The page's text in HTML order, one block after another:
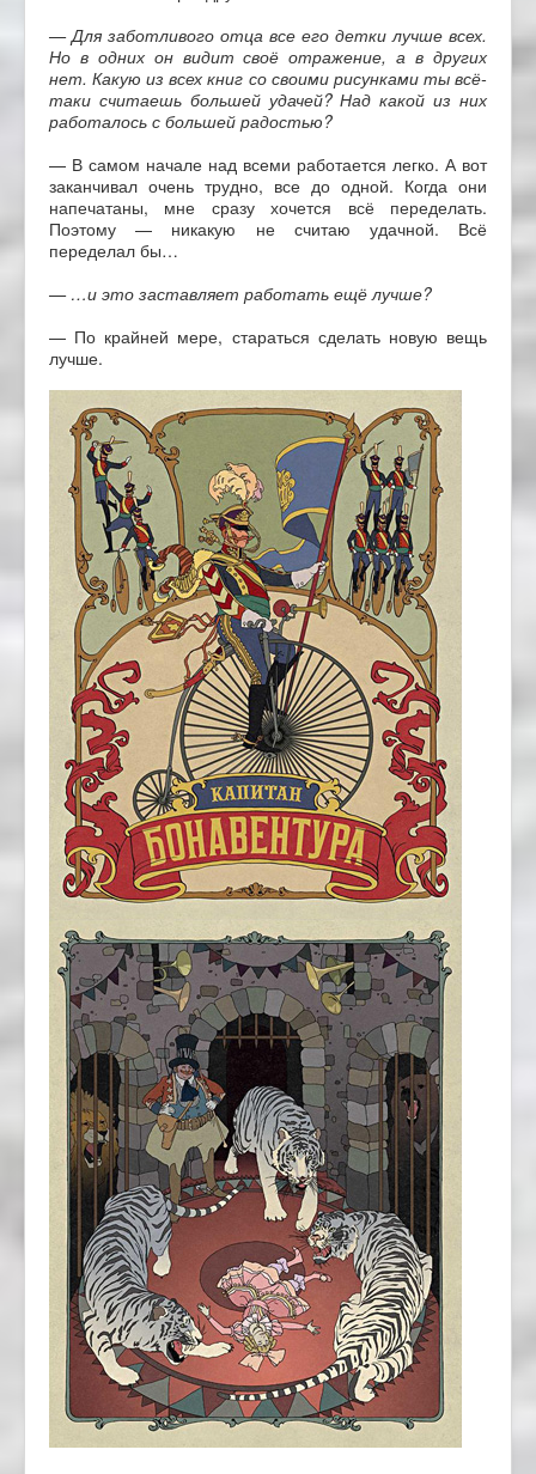
— Для заботливого отца все его детки лучше всех.
Но в одних он видит своё отражение, а в других
нет. Какую из всех книг со своими рисунками ты всё-
таки считаешь большей удачей? Над какой из них
работалось с большей радостью?
— В самом начале над всеми работается легко. А вот
заканчивал очень трудно, все до одной. Когда они
напечатаны, мне сразу хочется всё переделать.
Поэтому — никакую не считаю удачной. Всё
переделал бы…
— …и это заставляет работать ещё лучше?
— По крайней мере, стараться сделать новую вещь
лучше.